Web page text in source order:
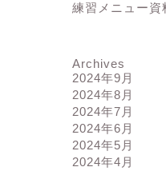
練習メニュー資
Archives
2024年9月
2024年8月
2024年7月
2024年6月
2024年5月
2024年4月